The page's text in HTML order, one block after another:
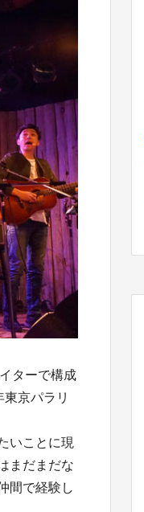
ターで構成
京パラリ
いことに現
まだまだな
間で経験し